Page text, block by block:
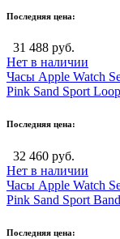
Последняя цена:
31 488 руб.
Нет в наличии
Часы Apple Watch
Pink Sand Sport Loop
Последняя цена:
32 460 руб.
Нет в наличии
Часы Apple Watch
Pink Sand Sport
Последняя цена: